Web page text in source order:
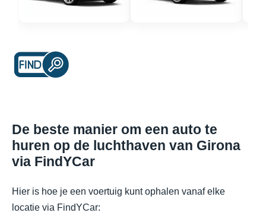
De beste manier om een auto te
huren op de luchthaven van Girona
via FindYCar
Hier is hoe je een voertuig kunt ophalen vanaf elke
locatie via FindYCar: